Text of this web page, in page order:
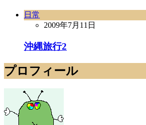
日常
2009年7月11日
沖縄旅行2
プロフィール